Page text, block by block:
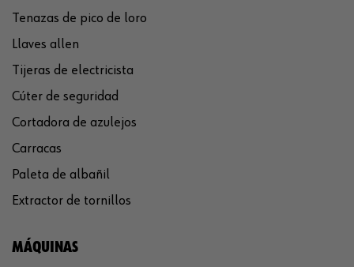
Tenazas de pico de loro
Llaves allen
Tijeras de electricista
Cúter de seguridad
Cortadora de azulejos
Carracas
Paleta de albañil
Extractor de tornillos
MÁQUINAS